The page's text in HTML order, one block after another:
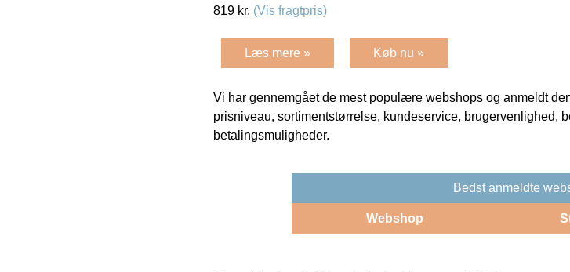
819 kr. (Vis fragtpris)
Læs mere » Køb nu »
Vi har gennemgået de mest populære webshops og anmeldt
prisniveau, sortimentstørrelse, kundeservice, brugervenlighed,
betalingsmuligheder.
Bedst anmeldte
Webshop